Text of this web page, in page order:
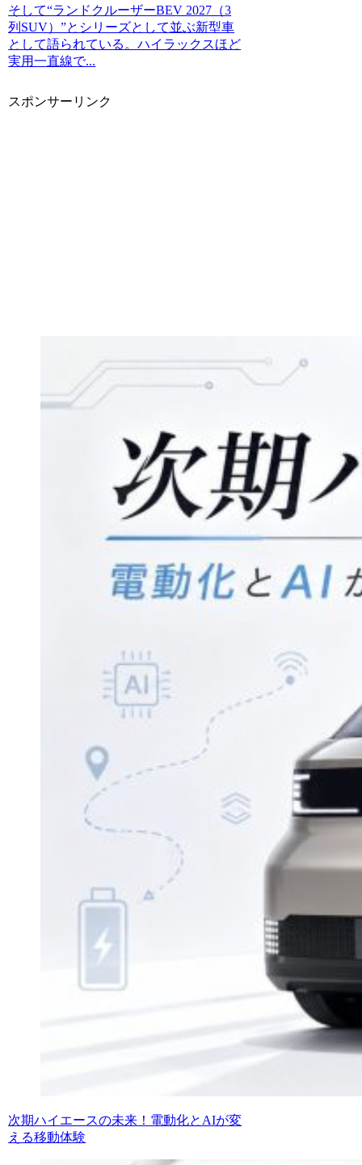
そして“ランドクルーザーBEV 2027（3
列SUV）”とシリーズとして並ぶ新型車
として語られている。ハイラックスほど
実用一直線で...
スポンサーリンク
次期ハイエースの未来！電動化とAIが変
える移動体験